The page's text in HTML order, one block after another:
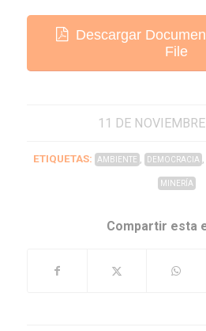
Descargar
File
11 DE
ETIQUETAS: AMBIENTE , DEMOCRACIA
MINERÍA
Compartir esta